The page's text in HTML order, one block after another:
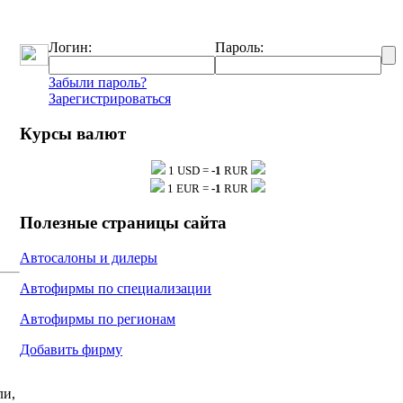
Логин: Пароль:
Забыли пароль?
Зарегистрироваться
Курсы валют
1 USD = -1 RUR
1 EUR = -1 RUR
Полезные страницы сайта
Автосалоны и дилеры
Автофирмы по специализации
Автофирмы по регионам
Добавить фирму